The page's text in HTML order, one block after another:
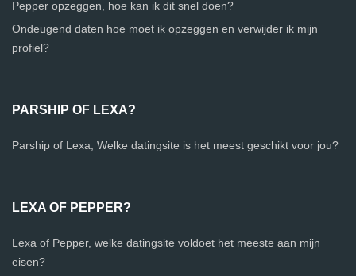
Pepper opzeggen, hoe kan ik dit snel doen?
Ondeugend daten hoe moet ik opzeggen en verwijder ik mijn
profiel?
PARSHIP OF LEXA?
Parship of Lexa, Welke datingsite is het meest geschikt voor jou?
LEXA OF PEPPER?
Lexa of Pepper, welke datingsite voldoet het meeste aan mijn
eisen?